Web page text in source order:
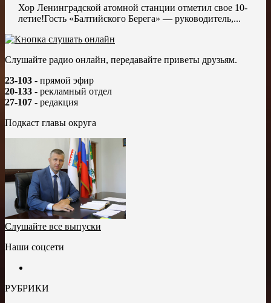
Хор Ленинградской атомной станции отметил свое 10-
летие!Гость «Балтийского Берега» — руководитель,...
Слушайте радио онлайн, передавайте приветы друзьям.
23-103 - прямой эфир
20-133 - рекламный отдел
27-107 - редакция
Подкаст главы округа
Слушайте все выпуски
Наши соцсети
РУБРИКИ